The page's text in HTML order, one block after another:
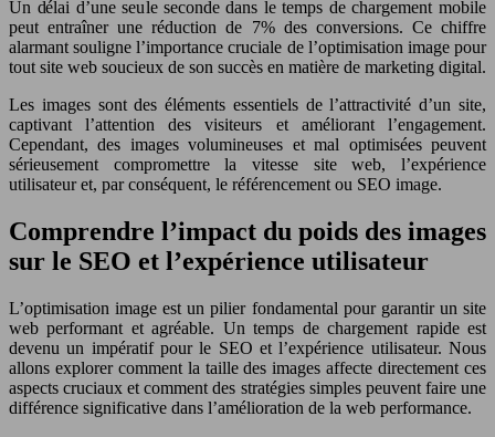
Un délai d’une seule seconde dans le temps de chargement mobile
peut entraîner une réduction de 7% des conversions. Ce chiffre
alarmant souligne l’importance cruciale de l’optimisation image pour
tout site web soucieux de son succès en matière de marketing digital.
Les images sont des éléments essentiels de l’attractivité d’un site,
captivant l’attention des visiteurs et améliorant l’engagement.
Cependant, des images volumineuses et mal optimisées peuvent
sérieusement compromettre la vitesse site web, l’expérience
utilisateur et, par conséquent, le référencement ou SEO image.
Comprendre l’impact du poids des images
sur le SEO et l’expérience utilisateur
L’optimisation image est un pilier fondamental pour garantir un site
web performant et agréable. Un temps de chargement rapide est
devenu un impératif pour le SEO et l’expérience utilisateur. Nous
allons explorer comment la taille des images affecte directement ces
aspects cruciaux et comment des stratégies simples peuvent faire une
différence significative dans l’amélioration de la web performance.